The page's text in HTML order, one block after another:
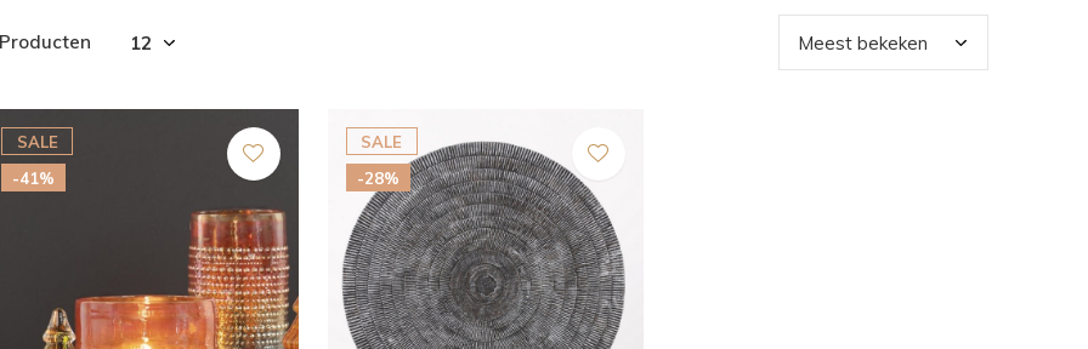
SALE
-41%
SALE
-28%